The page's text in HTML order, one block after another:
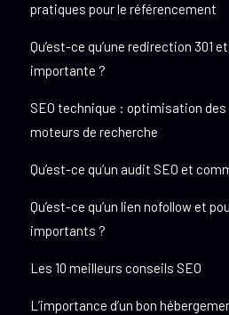
pratiques pour le référencement
Qu’est-ce qu’une redirection 301
importante ?
SEO technique : optimisation des
moteurs de recherche
Qu’est-ce qu’un audit SEO et
Qu’est-ce qu’un lien nofollow et
importants ?
Les 10 meilleurs conseils SEO
L’importance d’un bon